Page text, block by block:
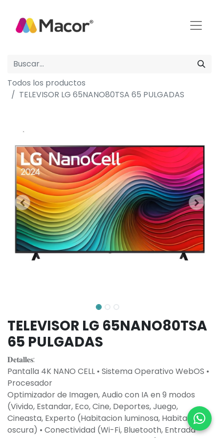
Todos los productos
TELEVISOR LG 65NANO80TSA 65 PULGADAS
TELEVISOR LG 65NANO80TSA
65 PULGADAS
𝐃𝐞𝐭𝐚𝐥𝐥𝐞𝐬:
Pantalla 4K NANO CELL • Sistema Operativo WebOS •
Procesador
Optimizador de Imagen, Audio con IA en 9 modos
(Vivido, Estandar, Eco, Cine, Deportes, Juego,
Cineasta, Experto (Habitacion luminosa, Habitación
oscura) • Conectividad (Wi-Fi, Bluetooth, Entrada